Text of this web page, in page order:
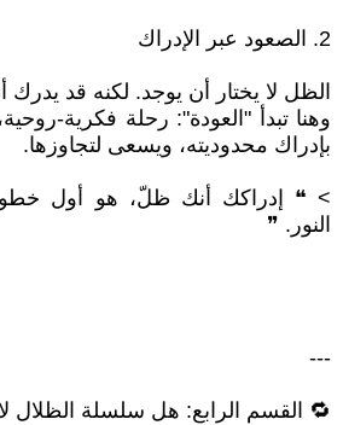
2. الصعود عبر الإدراك
الظل لا يختار أن يوجد. لكنه قد
وهنا تبدأ "العودة": رحلة فكرية-
بإدراك محدوديته، ويسعى لتجاوزها.
> ❝ إدراكك أنك ظلّ، هو أول
النور. ❞
---
🔁 القسم الرابع: هل سلسلة الظلال لا